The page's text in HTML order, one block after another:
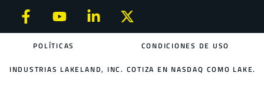
POLÍTICAS CONDICIONES DE USO
INDUSTRIAS LAKELAND, INC. COTIZA EN NASDAQ COMO LAKE.